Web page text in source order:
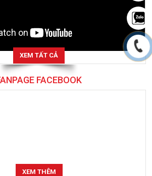
XEM TẤT CẢ
FACEBOOK
XEM THÊM